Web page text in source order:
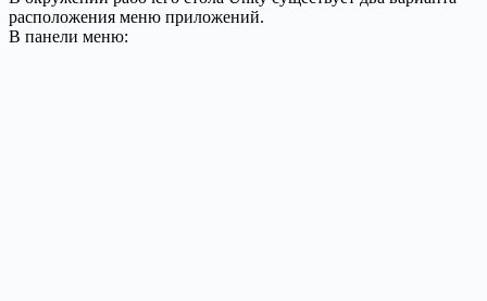
расположения меню приложений.
В панели меню: